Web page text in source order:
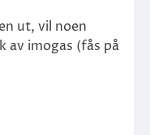
ut, vil noen
av imogas (fås på